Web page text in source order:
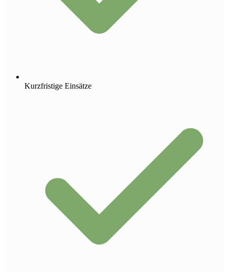
Kurzfristige Einsätze